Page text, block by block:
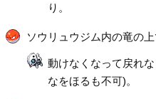
り。
ソウリュウジム内の竜の
動けなくなって戻れ
なをほるも不可)。